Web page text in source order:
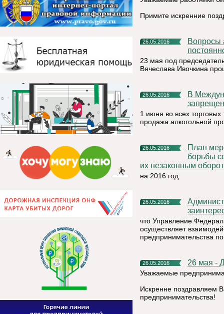
Примите искренние
26.05.2016
Вопросы антитеррористической направленности – на
23 мая под
Вячеслава Ивочкина
26.05.2016
В Международный день защиты детей торговля спиртным
1 июня во всех
продажа алкогольной
26.05.2016
План мероприятий, посвящённых Международному дню
борьбы
их незаконным
на 2016 год
26.05.2016
Администрация МР «Княжпогостский» доводит до сведения
что Управление
осуществляет
предпринимательства
26.05.2016 26 мая -
Уважаемые
Искренне поздравляем
предпринимательства!